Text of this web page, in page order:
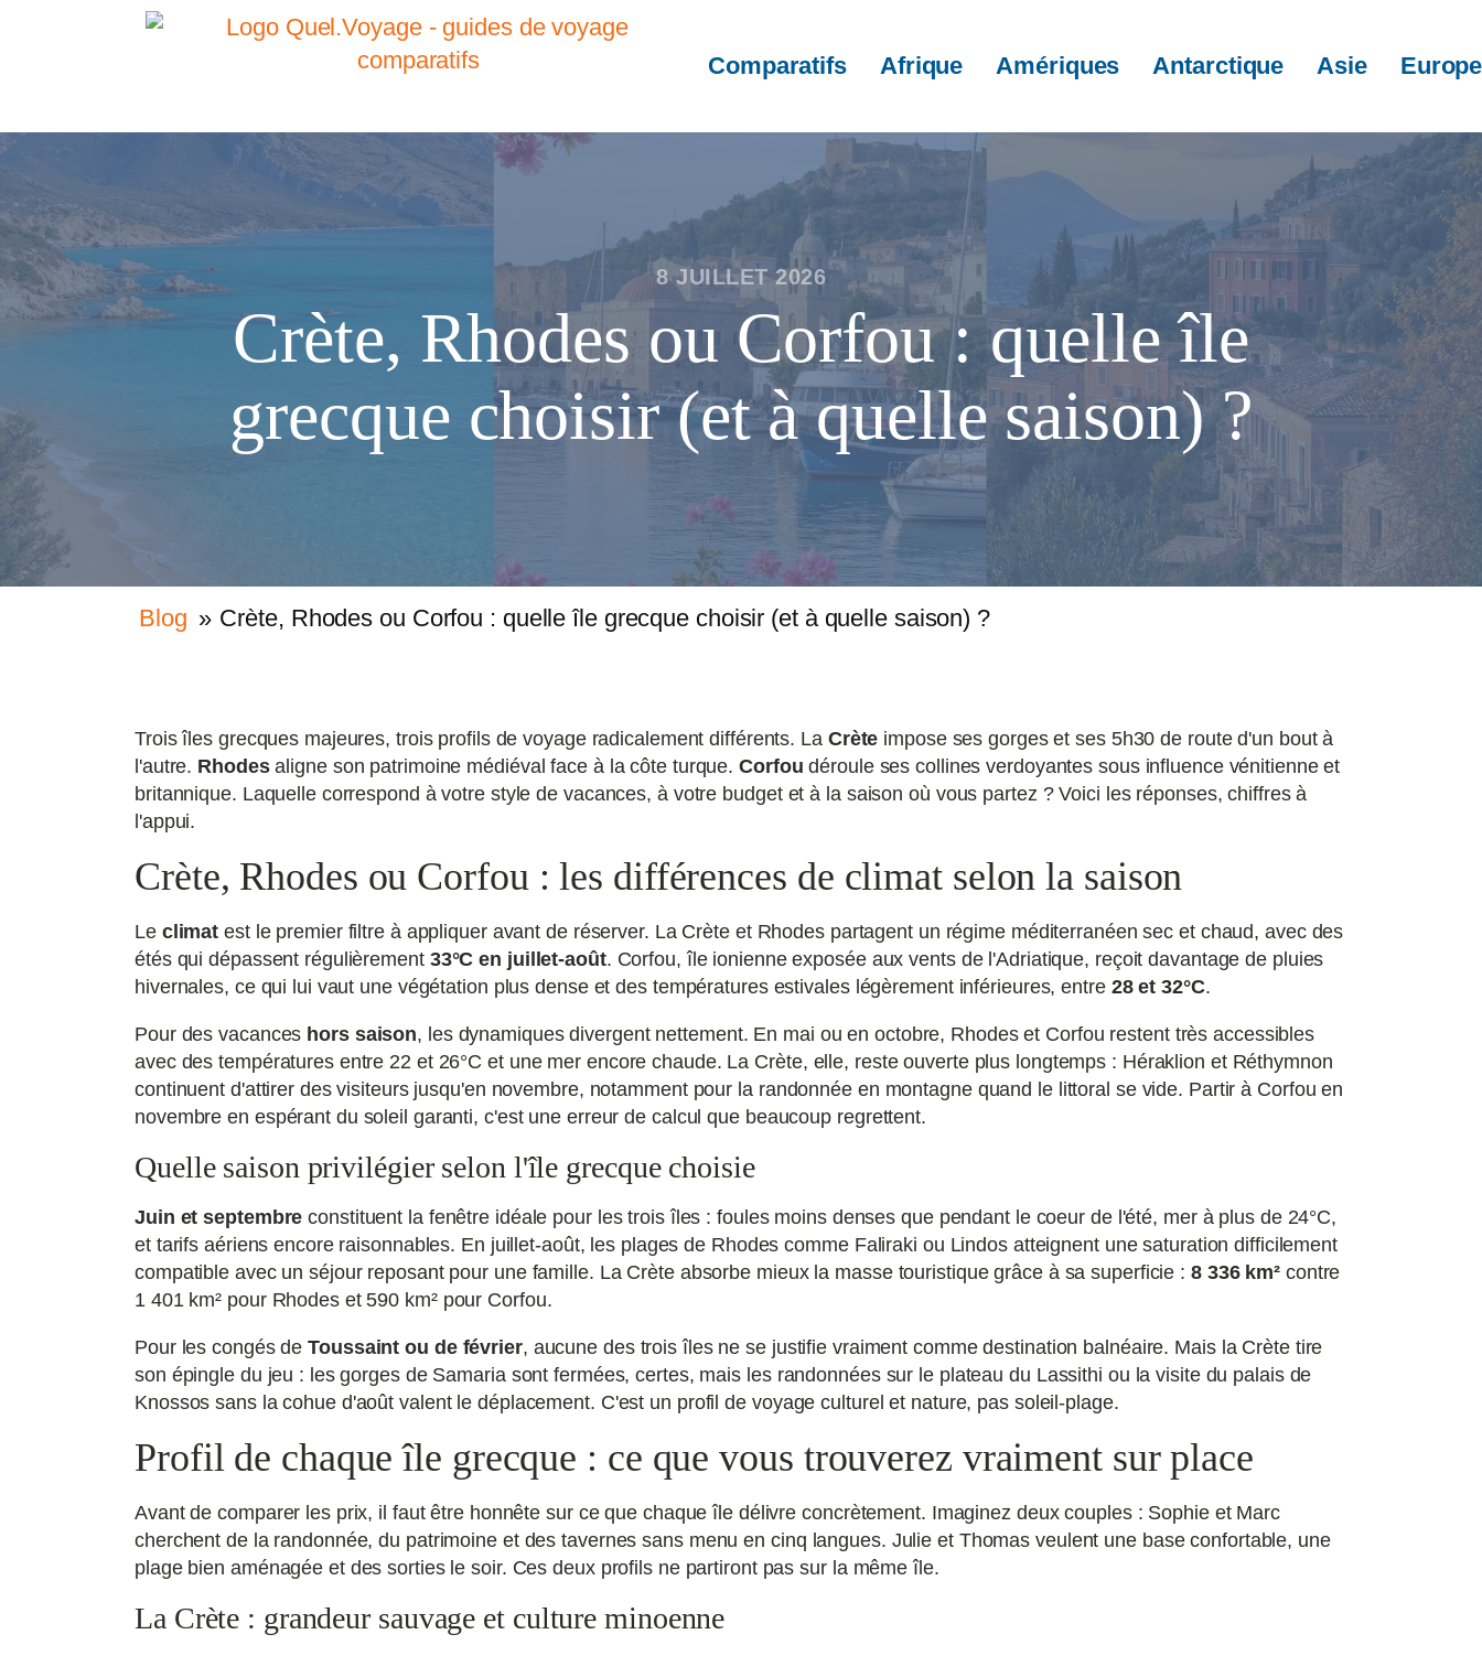
Comparatifs Afrique Amériques Antarctique Asie Europe
8 JUILLET 2026
Crète, Rhodes ou Corfou : quelle île
grecque choisir (et à quelle saison) ?
Blog » Crète, Rhodes ou Corfou : quelle île grecque choisir (et à quelle saison) ?
Trois îles grecques majeures, trois profils de voyage radicalement différents. La Crète impose ses gorges et ses 5h30 de route d'un bout à
l'autre. Rhodesaligne son patrimoine médiéval face à la côte turque.Corfou déroule ses collines verdoyantes sous influence vénitienne et
britannique. Laquelle correspond à votre style de vacances, à votre budget et à la saison où vous partez ? Voici les réponses, chiffres à
l'appui.
Crète, Rhodes ou Corfou : les différences de climat selon la saison
Le climat est le premier filtre à appliquer avant de réserver. La Crète et Rhodes partagent un régime méditerranéen sec et chaud, avec des
étés qui dépassent régulièrement 33°C en juillet-août. Corfou, île ionienne exposée aux vents de l'Adriatique, reçoit davantage de pluies
hivernales, ce qui lui vaut une végétation plus dense et des températures estivales légèrement inférieures, entre 28 et 32°C.
Pour des vacances hors saison, les dynamiques divergent nettement. En mai ou en octobre, Rhodes et Corfou restent très accessibles
avec des températures entre 22 et 26°C et une mer encore chaude. La Crète, elle, reste ouverte plus longtemps : Héraklion et Réthymnon
continuent d'attirer des visiteurs jusqu'en novembre, notamment pour la randonnée en montagne quand le littoral se vide. Partir à Corfou en
novembre en espérant du soleil garanti, c'est une erreur de calcul que beaucoup regrettent.
Quelle saison privilégier selon l'île grecque choisie
Juin et septembre constituent la fenêtre idéale pour les trois îles : foules moins denses que pendant le coeur de l'été, mer à plus de 24°C,
et tarifs aériens encore raisonnables. En juillet-août, les plages de Rhodes comme Faliraki ou Lindos atteignent une saturation difficilement
compatible avec un séjour reposant pour une famille. La Crète absorbe mieux la masse touristique grâce à sa superficie : 8 336 km² contre
1 401 km² pour Rhodes et 590 km² pour Corfou.
Pour les congés deToussaint ou de février, aucune des trois îles ne se justifie vraiment comme destination balnéaire. Mais la Crète tire
son épingle du jeu : les gorges de Samaria sont fermées, certes, mais les randonnées sur le plateau du Lassithi ou la visite du palais de
Knossos sans la cohue d'août valent le déplacement. C'est un profil de voyage culturel et nature, pas soleil-plage.
Profil de chaque île grecque : ce que vous trouverez vraiment sur place
Avant de comparer les prix, il faut être honnête sur ce que chaque île délivre concrètement. Imaginez deux couples : Sophie et Marc
cherchent de la randonnée, du patrimoine et des tavernes sans menu en cinq langues. Julie et Thomas veulent une base confortable, une
plage bien aménagée et des sorties le soir. Ces deux profils ne partiront pas sur la même île.
La Crète : grandeur sauvage et culture minoenne